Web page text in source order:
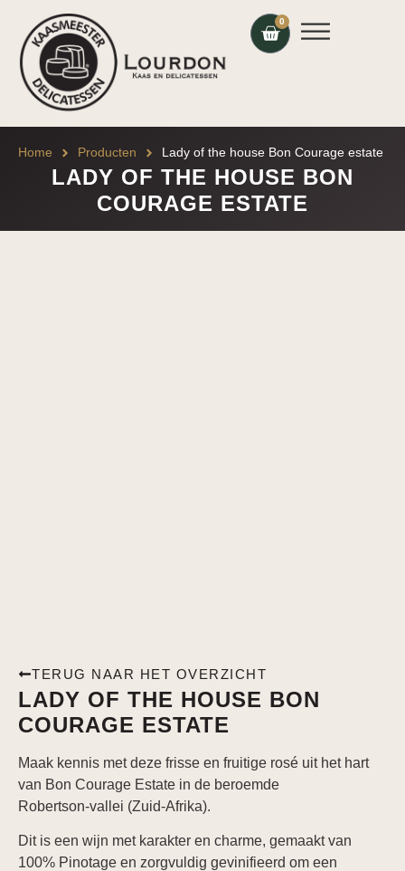
0
LADY OF THE HOUSE BON
COURAGE ESTATE
Home Producten Lady of the house Bon Courage estate
TERUG NAAR HET OVERZICHT
LADY OF THE HOUSE BON
COURAGE ESTATE
Maak kennis met deze frisse en fruitige rosé uit het hart
van Bon Courage Estate in de beroemde
Robertson‑vallei (Zuid‑Afrika).
Dit is een wijn met karakter en charme, gemaakt van
100% Pinotage en zorgvuldig gevinifieerd om een